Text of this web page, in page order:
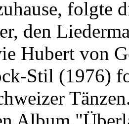
folgte
den
Hubert von
Stil (1976)